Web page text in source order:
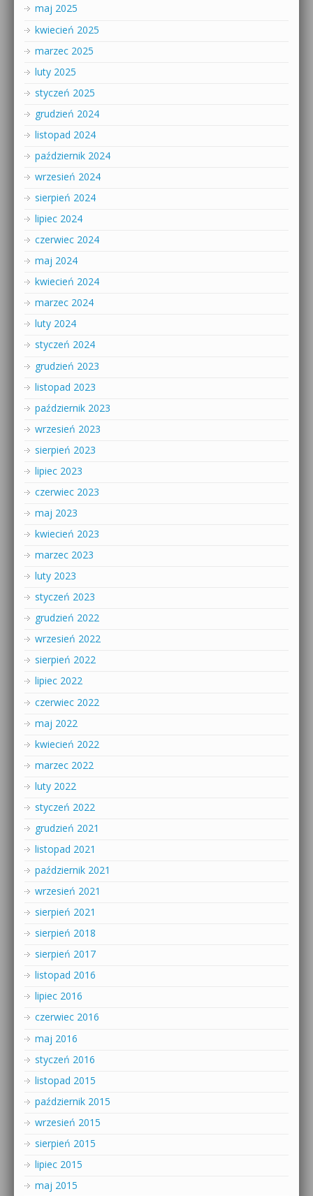
maj 2025
kwiecień 2025
marzec 2025
luty 2025
styczeń 2025
grudzień 2024
listopad 2024
październik 2024
wrzesień 2024
sierpień 2024
lipiec 2024
czerwiec 2024
maj 2024
kwiecień 2024
marzec 2024
luty 2024
styczeń 2024
grudzień 2023
listopad 2023
październik 2023
wrzesień 2023
sierpień 2023
lipiec 2023
czerwiec 2023
maj 2023
kwiecień 2023
marzec 2023
luty 2023
styczeń 2023
grudzień 2022
wrzesień 2022
sierpień 2022
lipiec 2022
czerwiec 2022
maj 2022
kwiecień 2022
marzec 2022
luty 2022
styczeń 2022
grudzień 2021
listopad 2021
październik 2021
wrzesień 2021
sierpień 2021
sierpień 2018
sierpień 2017
listopad 2016
lipiec 2016
czerwiec 2016
maj 2016
styczeń 2016
listopad 2015
październik 2015
wrzesień 2015
sierpień 2015
lipiec 2015
maj 2015